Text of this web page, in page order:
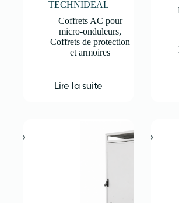
TECHNIDEAL
Coffrets AC pour
micro-onduleurs,
Coffrets de protection
et armoires
Lire la suite